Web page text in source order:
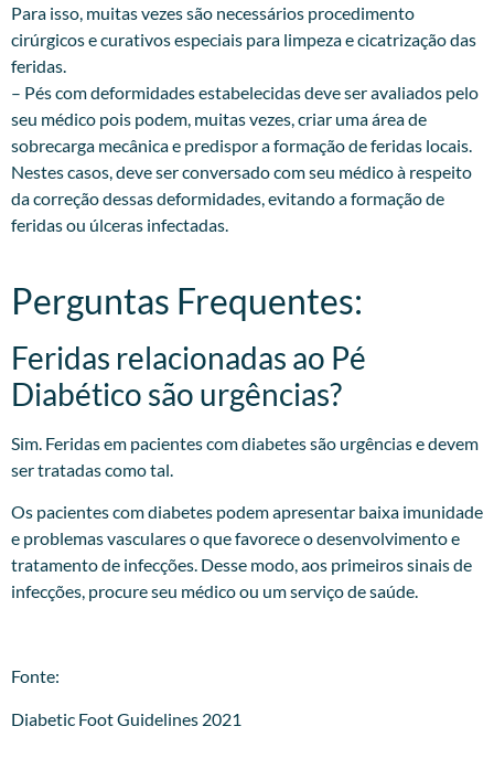
Para isso, muitas vezes são necessários procedimento
cirúrgicos e curativos especiais para limpeza e cicatrização das
feridas.
– Pés com deformidades estabelecidas deve ser avaliados pelo
seu médico pois podem, muitas vezes, criar uma área de
sobrecarga mecânica e predispor a formação de feridas locais.
Nestes casos, deve ser conversado com seu médico à respeito
da correção dessas deformidades, evitando a formação de
feridas ou úlceras infectadas.
Perguntas Frequentes:
Feridas relacionadas ao Pé
Diabético são urgências?
Sim. Feridas em pacientes com diabetes são urgências e devem
ser tratadas como tal.
Os pacientes com diabetes podem apresentar baixa imunidade
e problemas vasculares o que favorece o desenvolvimento e
tratamento de infecções. Desse modo, aos primeiros sinais de
infecções, procure seu médico ou um serviço de saúde.
Fonte:
Diabetic Foot Guidelines 2021